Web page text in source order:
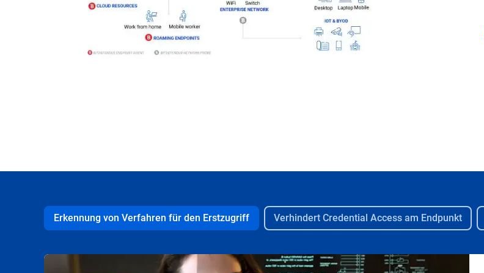
Erkennung von Verfahren für den Erstzugriff Verhindert Credential Access am Endpunkt